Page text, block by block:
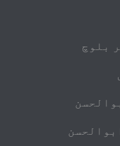
بلوچ